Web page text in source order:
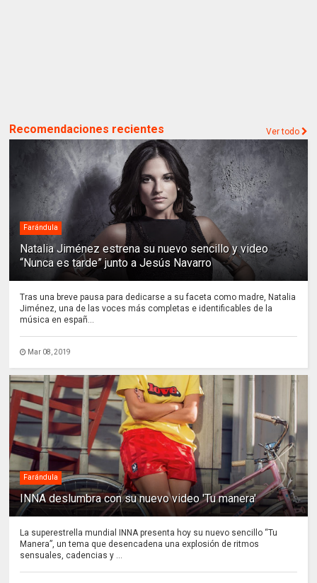
Recomendaciones recientes Ver todo
Farándula
Natalia Jiménez estrena su nuevo sencillo y video
“Nunca es tarde” junto a Jesús Navarro
Tras una breve pausa para dedicarse a su faceta como madre, Natalia
Jiménez, una de las voces más completas e identificables de la
música en españ...
Mar 08, 2019
Farándula
INNA deslumbra con su nuevo video 'Tu manera'
La superestrella mundial INNA presenta hoy su nuevo sencillo “Tu
Manera”, un tema que desencadena una explosión de ritmos
sensuales, cadencias y ...